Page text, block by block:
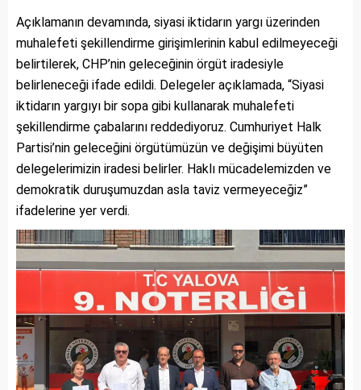
Açıklamanın devamında, siyasi iktidarın yargı üzerinden
muhalefeti şekillendirme girişimlerinin kabul edilmeyeceği
belirtilerek, CHP’nin geleceğinin örgüt iradesiyle
belirleneceği ifade edildi. Delegeler açıklamada, “Siyasi
iktidarın yargıyı bir sopa gibi kullanarak muhalefeti
şekillendirme çabalarını reddediyoruz. Cumhuriyet Halk
Partisi’nin geleceğini örgütümüzün ve değişimi büyüten
delegelerimizin iradesi belirler. Haklı mücadelemizden ve
demokratik duruşumuzdan asla taviz vermeyeceğiz”
ifadelerine yer verdi.